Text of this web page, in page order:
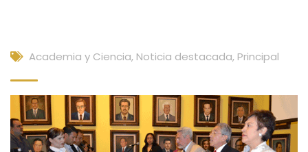
Academia y Ciencia, Noticia destacada, Principal